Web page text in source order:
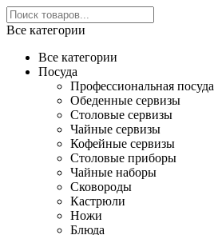
Все категории
Все категории
Посуда
Профессиональная посуда
Обеденные сервизы
Столовые сервизы
Чайные сервизы
Кофейные сервизы
Столовые приборы
Чайные наборы
Сковороды
Кастрюли
Ножи
Блюда